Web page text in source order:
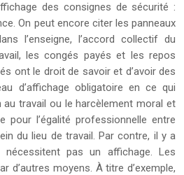
des consignes de sécurité :
On peut encore citer les panneaux
l’enseigne, l’accord collectif du
les congés payés et les repos
ont le droit de savoir et d’avoir des
d’affichage obligatoire en ce qui
travail ou le harcèlement moral et
pour l’égalité professionnelle entre
du lieu de travail. Par contre, il y a
pas un affichage. Les
d’autres moyens. À titre d’exemple,